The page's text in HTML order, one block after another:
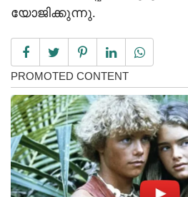
യോജിക്കുന്നു.